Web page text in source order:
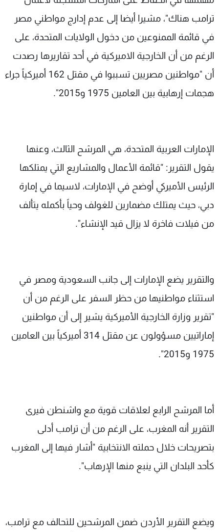
ترامب هناك"، مشيرا أيضا إلى عدم إدارج مواطني مصر
في قائمة الممنوعين من دخول الولايات المتحدة، على
الرغم من أن الخارجية الاميركية في أحد تقاريرها رصدت
أن "مواطنين مصريين تسببوا في مقتل 162 أميركياً جراء
هجمات إرهابية بين العامين 1975 و2015".
الإمارات العربية المتحدة، هي المرشح الثالث، وعنها
يقول التقرير: "قائمة الأعمال والمشاريع التي يمتلكها
الرئيس الأميركي أوضح في الإمارات، لاسيما في إمارة
دبي، حيث يمتلك مضمارين للغولف وحياً بأكمله يتألف
من فيلات فاخرة لا يزال قيد الإنشاء".
والتقرير يضع الإمارات إلى جانب السعودية ومصر في
استثناء مواطنيها من حظر السفر على الرغم من أن
"تقرير وزارة الخارجية الأميركية يشير إلى أن مواطنين
إماراتيين مسؤولون عن مقتل 314 أميركياً بين العامين
1975 و2015".
أما المرشح الرابع لعلاقات قوية مع واشنطن فيرى
التقرير أنه المغرب، على الرغم من أن ترامب أدلى
بتصريحات خلال حملته الانتخابية "أشار فيها إلى المغرب
كأحد البلدان التي ينبع منها الإرهاب".
ويضع التقرير الأردن ضمن المرشحين للتحالف مع ترامب،